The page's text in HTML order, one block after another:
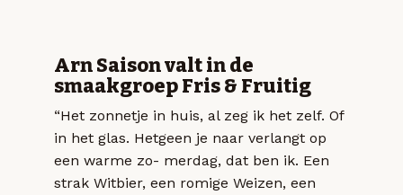
Arn Saison valt in de
smaakgroep Fris & Fruitig
“Het zonnetje in huis, al zeg ik het zelf. Of
in het glas. Hetgeen je naar verlangt op
een warme zo- merdag, dat ben ik. Een
strak Witbier, een romige Weizen, een